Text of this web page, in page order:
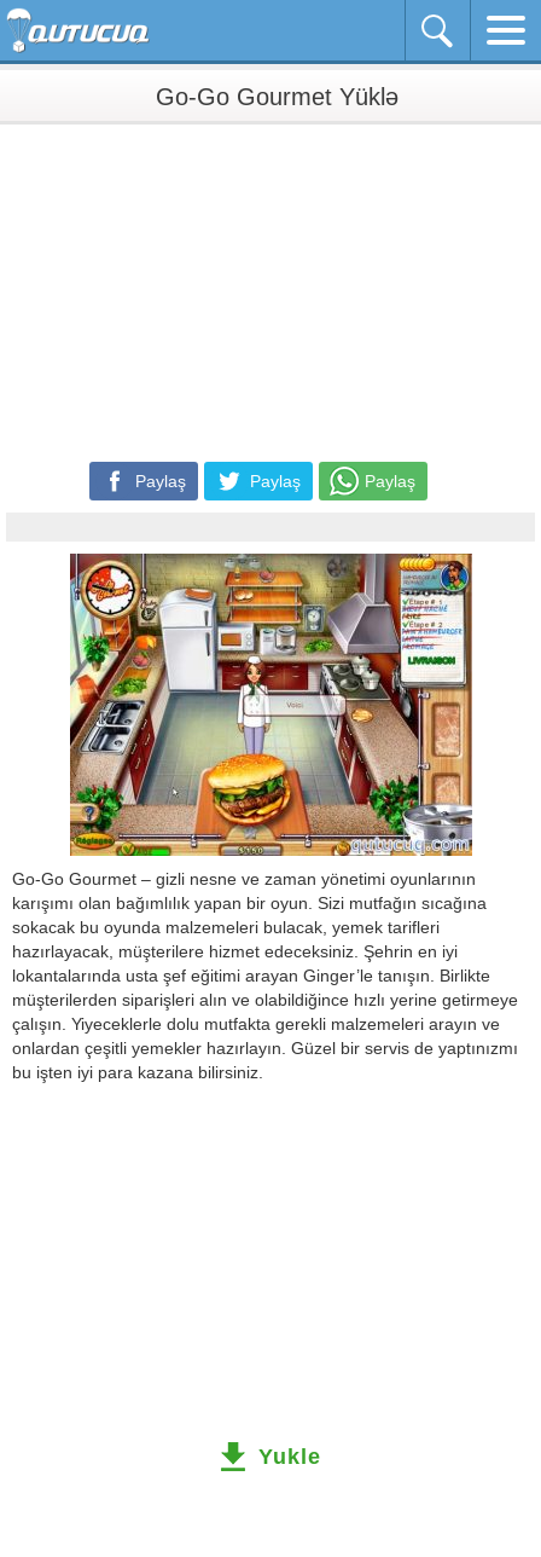
Go-Go Gourmet Yüklə
Paylaş Paylaş Paylaş
Go-Go Gourmet – gizli nesne ve zaman yönetimi oyunlarının
karışımı olan bağımlılık yapan bir oyun. Sizi mutfağın sıcağına
sokacak bu oyunda malzemeleri bulacak, yemek tarifleri
hazırlayacak, müşterilere hizmet edeceksiniz. Şehrin en iyi
lokantalarında usta şef eğitimi arayan Ginger’le tanışın. Birlikte
müşterilerden siparişleri alın ve olabildiğince hızlı yerine getirmeye
çalışın. Yiyeceklerle dolu mutfakta gerekli malzemeleri arayın ve
onlardan çeşitli yemekler hazırlayın. Güzel bir servis de yaptınızmı
bu işten iyi para kazana bilirsiniz.
Yukle